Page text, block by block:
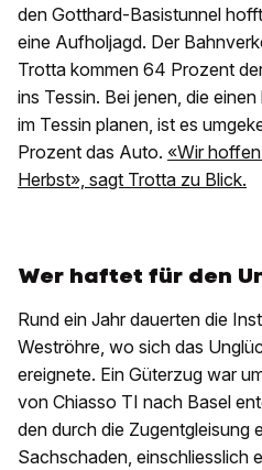
den Gotthard-Basistunnel
eine Aufholjagd. Der
Trotta kommen 64 Prozent
ins Tessin. Bei jenen, die
im Tessin planen, ist es
Prozent das Auto. «Wir
Herbst», sagt Trotta zu Blick.
Wer haftet für den
Rund ein Jahr dauerten die
Weströhre, wo sich das
ereignete. Ein Güterzug war
von Chiasso TI nach Basel
den durch die Zugentgleisung
Sachschaden, einschliesslich